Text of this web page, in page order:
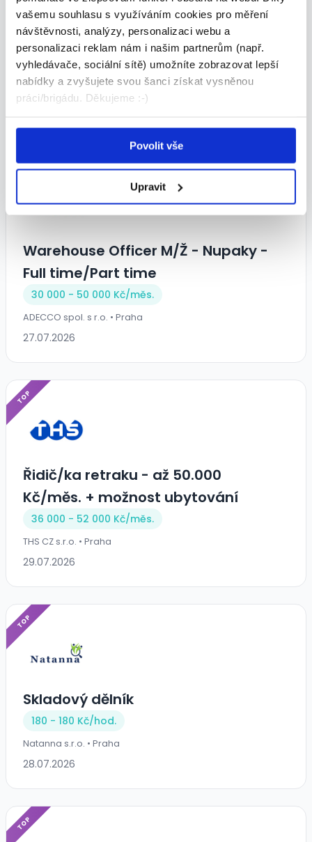
vašemu souhlasu s využíváním cookies pro měření
návštěvnosti, analýzy, personalizaci webu a
personalizaci reklam nám i našim partnerům (např.
vyhledávače, sociální sítě) umožníte zobrazovat lepší
nabídky a zvyšujete svou šanci získat vysněnou
práci/brigádu. Děkujeme :-)
Povolit vše
Upravit
Řidič/ka retraku - 46.000 Kč/měs.
+ stravné + možnost ubytování
36 000 - 52 000 Kč/měs.
THS CZ s.r.o. • Praha
TOP
Warehouse Officer M/Ž - Nupaky -
Full time/Part time
30 000 - 50 000 Kč/měs.
ADECCO spol. s r.o. • Praha
27.07.2026
TOP
Řidič/ka retraku - až 50.000
Kč/měs. + možnost ubytování
36 000 - 52 000 Kč/měs.
THS CZ s.r.o. • Praha
29.07.2026
TOP
Skladový dělník
180 - 180 Kč/hod.
Natanna s.r.o. • Praha
28.07.2026
TOP